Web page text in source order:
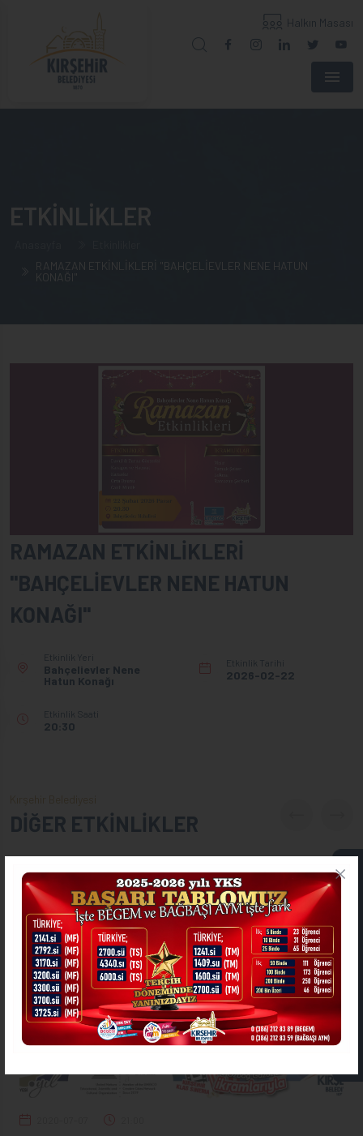
Halkın Masası
Menu
ETKİNLİKLER
RAMAZAN ETKİNLİKLERİ "BAHÇELİEVLER NENE HATUN
KONAĞI"
RAMAZAN ETKİNLİKLERİ
"BAHÇELİEVLER NENE HATUN
KONAĞI"
Etkinlik Yeri
Bahçelievler Nene
Hatun Konağı
Etkinlik Tarihi
2026-02-22
Etkinlik Saati
20:30
DİĞER ETKİNLİKLER
ONLİNE İŞLEMLER